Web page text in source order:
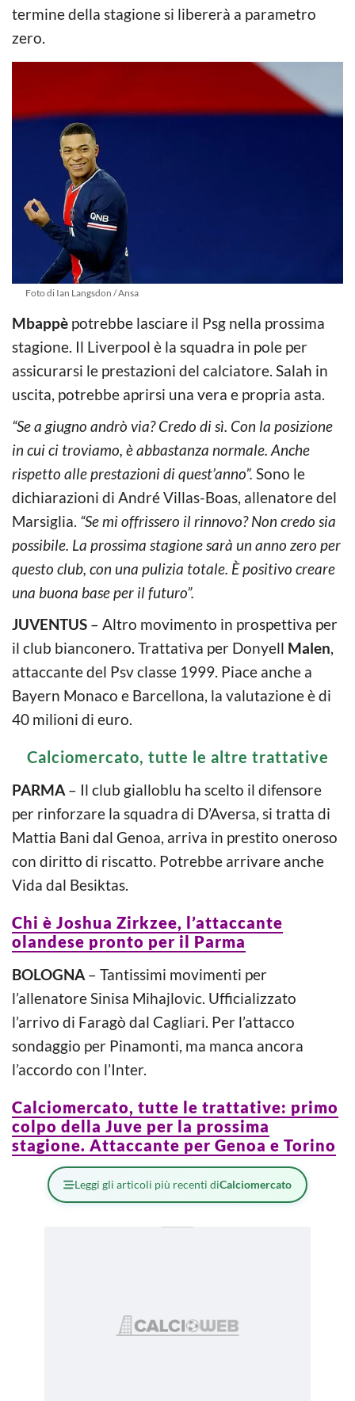
termine della stagione si libererà a parametro
zero.
Foto di Ian Langsdon / Ansa
Mbappè potrebbe lasciare il Psg nella prossima
stagione. Il Liverpool è la squadra in pole per
assicurarsi le prestazioni del calciatore. Salah in
uscita, potrebbe aprirsi una vera e propria asta.
“Se a giugno andrò via? Credo di sì. Con la posizione
in cui ci troviamo, è abbastanza normale. Anche
rispetto alle prestazioni di quest’anno”. Sono le
dichiarazioni di André Villas-Boas, allenatore del
Marsiglia. “Se mi offrissero il rinnovo? Non credo sia
possibile. La prossima stagione sarà un anno zero per
questo club, con una pulizia totale. È positivo creare
una buona base per il futuro”.
JUVENTUS – Altro movimento in prospettiva per
il club bianconero. Trattativa per Donyell Malen,
attaccante del Psv classe 1999. Piace anche a
Bayern Monaco e Barcellona, la valutazione è di
40 milioni di euro.
Calciomercato, tutte le altre trattative
PARMA – Il club gialloblu ha scelto il difensore
per rinforzare la squadra di D’Aversa, si tratta di
Mattia Bani dal Genoa, arriva in prestito oneroso
con diritto di riscatto. Potrebbe arrivare anche
Vida dal Besiktas.
Chi è Joshua Zirkzee, l’attaccante
olandese pronto per il Parma
BOLOGNA – Tantissimi movimenti per
l’allenatore Sinisa Mihajlovic. Ufficializzato
l’arrivo di Faragò dal Cagliari. Per l’attacco
sondaggio per Pinamonti, ma manca ancora
l’accordo con l’Inter.
Calciomercato, tutte le trattative: primo
colpo della Juve per la prossima
stagione. Attaccante per Genoa e Torino
Leggi gli articoli più recenti diCalciomercato